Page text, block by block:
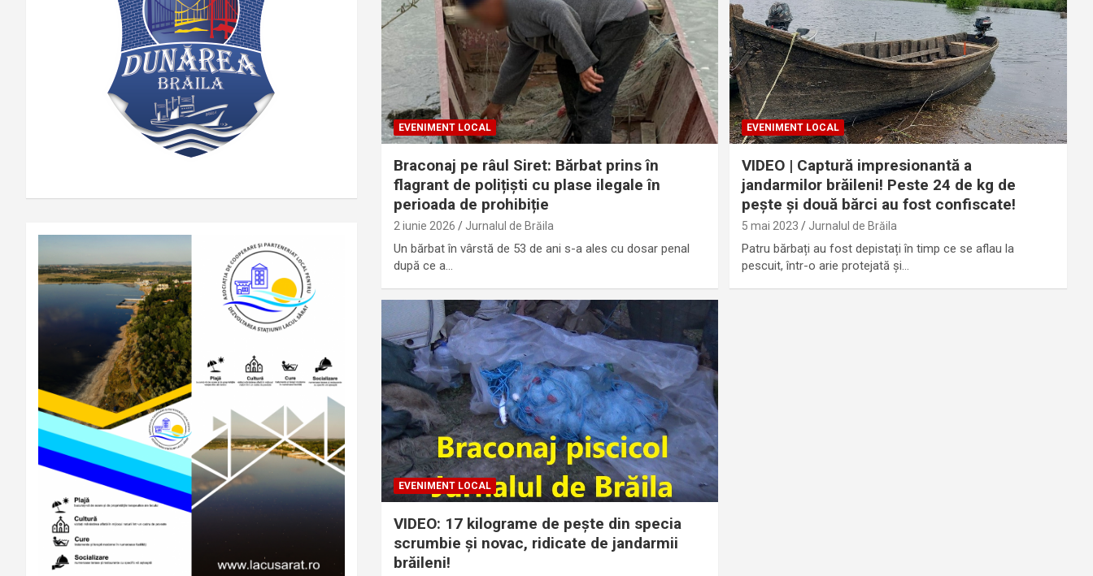
EVENIMENT LOCAL
Braconaj pe râul Siret: Bărbat prins în
flagrant de polițiști cu plase ilegale în
perioada de prohibiție
2 iunie 2026 Jurnalul de Brăila
Un bărbat în vârstă de 53 de ani s-a ales cu dosar penal
după ce a…
EVENIMENT LOCAL
VIDEO | Captură impresionantă a
jandarmilor brăileni! Peste 24 de kg de
pește și două bărci au fost confiscate!
5 mai 2023 Jurnalul de Brăila
Patru bărbați au fost depistați în timp ce se aflau la
pescuit, într-o arie protejată și…
EVENIMENT LOCAL
VIDEO: 17 kilograme de pește din specia
scrumbie și novac, ridicate de jandarmii
brăileni!